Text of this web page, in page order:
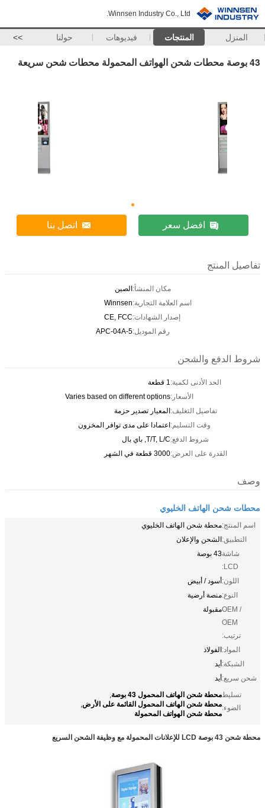
Winnsen Industry Co., Ltd.
المنزل المنتجات فيديوهات حولنا >>
43 بوصة محطات شحن الهواتف المحمولة محطات شحن سريعة
افضل سعر اتصل بنا
تفاصيل المنتج
مكان المنشأ:الصين
اسم العلامة التجارية:Winnsen
إصدار الشهادات:CE, FCC
رقم الموديل:APC-04A-5
شروط الدفع والشحن
الحد الأدنى لكمية:1 قطعة
الأسعار:Varies based on different options
تفاصيل التغليف:المعيار تصدير حزمة
وقت التسليم:اعتمادا على مدى توافر المخزون
شروط الدفع:T/T, L/C, باي بال
القدرة على العرض:3000 قطعة في الشهر
وصف
محطات شحن الهاتف الخليوي
اسم المنتج:محطة شحن الهاتف الخليوي
التطبيق:الشحن والإعلان
شاشة
LCD:
43 بوصة
اللون:أسود / أبيض
النوع:منصة أرضية
OEM /
OEM
ترتيب:
مقبولة
المواد:الفولاذ
الشبكة:أيد
شحن سريع:أيد
تسليط
الضوء:
محطة شحن الهاتف المحمول 43 بوصة ,
محطة شحن الهاتف المحمول القائمة على الأرض,
محطة شحن الهواتف المحمولة
محطة شحن 43 بوصة LCD للإعلانات المحمولة مع وظيفة الشحن السريع